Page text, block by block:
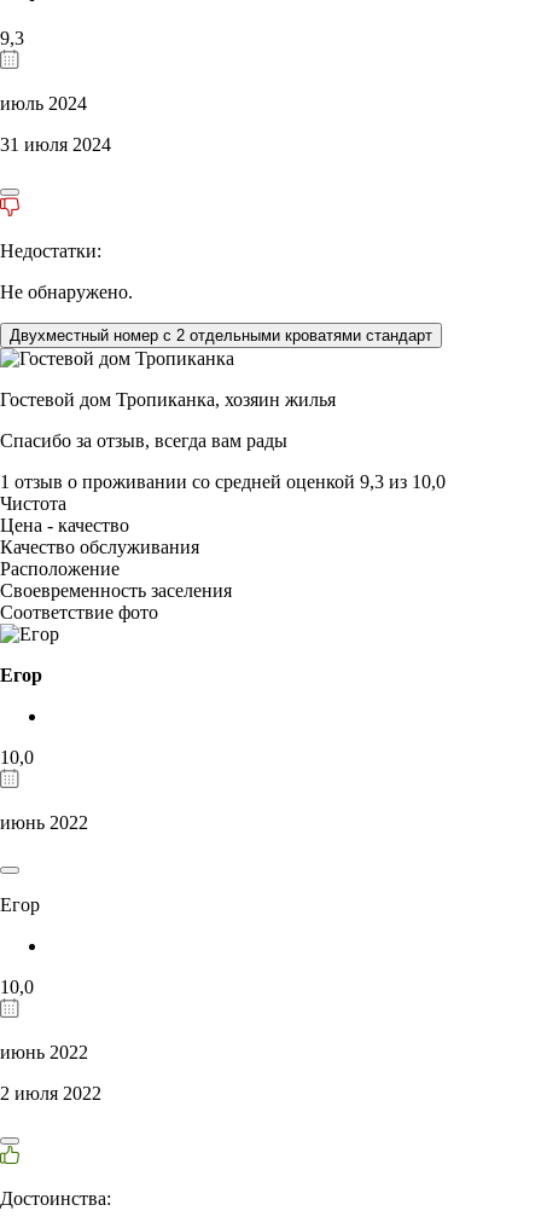
9,3
июль 2024
31 июля 2024
Недостатки:
Не обнаружено.
Двухместный номер с 2 отдельными кроватями стандарт
Гостевой дом Тропиканка, хозяин жилья
Спасибо за отзыв, всегда вам рады
1 отзыв о проживании со средней оценкой 9,3 из 10,0
Чистота
Цена - качество
Качество обслуживания
Расположение
Своевременность заселения
Соответствие фото
Егор
10,0
июнь 2022
Егор
10,0
июнь 2022
2 июля 2022
Достоинства: